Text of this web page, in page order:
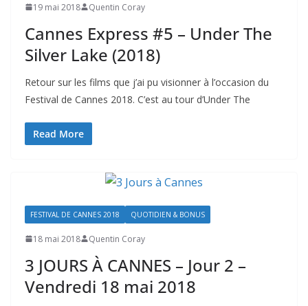
19 mai 2018 Quentin Coray
Cannes Express #5 – Under The
Silver Lake (2018)
Retour sur les films que j’ai pu visionner à l’occasion du
Festival de Cannes 2018. C’est au tour d’Under The
Read More
FESTIVAL DE CANNES 2018 QUOTIDIEN & BONUS
18 mai 2018 Quentin Coray
3 JOURS À CANNES – Jour 2 –
Vendredi 18 mai 2018